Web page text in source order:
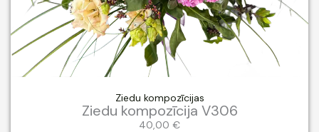
Ziedu kompozīcijas
Ziedu kompozīcija V306
40,00 €